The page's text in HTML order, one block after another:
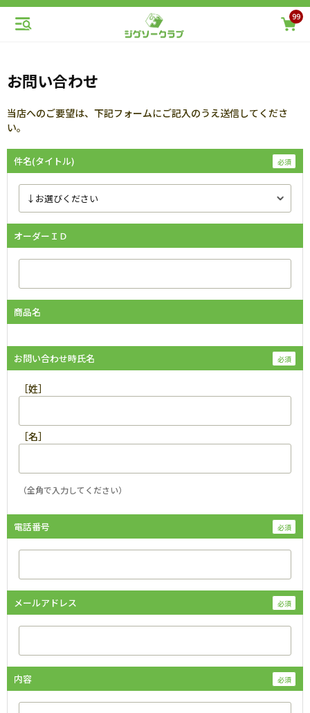
99
お問い合わせ
当店へのご要望は、下記フォームにご記入のうえ送信してくださ
い。
件名(タイトル)
オーダーＩＤ
商品名
お問い合わせ時氏名
［姓］
［名］
（全角で入力してください）
電話番号
メールアドレス
内容